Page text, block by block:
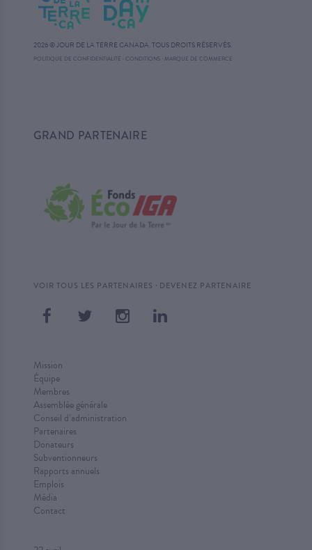
2026 © JOUR DE LA TERRE CANADA. TOUS DROITS RÉSERVÉS.
POLITIQUE DE CONFIDENTIALITÉ CONDITIONS·MARQUE DE COMMERCE
GRAND PARTENAIRE
VOIR TOUS LES PARTENAIRES · DEVENEZ PARTENAIRE
Mission
Équipe
Membres
Assemblée générale
Conseil d’administration
Partenaires
Donateurs
Subventionneurs
Rapports annuels
Emplois
Média
Contact